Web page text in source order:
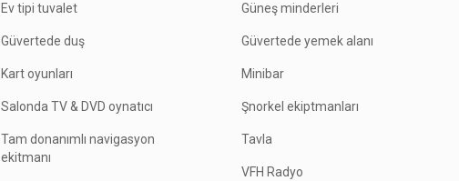
Ev tipi tuvalet Güneş minderleri
Güvertede duş Güvertede yemek alanı
Kart oyunları Minibar
Salonda TV & DVD oynatıcı Şnorkel ekiptmanları
Tam donanımlı navigasyon
ekitmanı
Tavla
VFH Radyo